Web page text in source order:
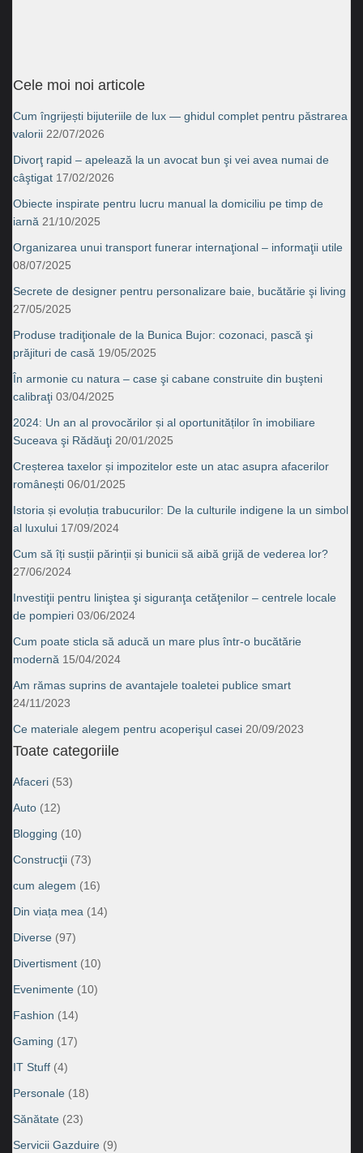
Cele moi noi articole
Cum îngrijești bijuteriile de lux — ghidul complet pentru păstrarea
valorii 22/07/2026
Divorţ rapid – apelează la un avocat bun şi vei avea numai de
câştigat 17/02/2026
Obiecte inspirate pentru lucru manual la domiciliu pe timp de
iarnă 21/10/2025
Organizarea unui transport funerar internaţional – informaţii utile
08/07/2025
Secrete de designer pentru personalizare baie, bucătărie şi living
27/05/2025
Produse tradiţionale de la Bunica Bujor: cozonaci, pască şi
prăjituri de casă 19/05/2025
În armonie cu natura – case şi cabane construite din buşteni
calibraţi 03/04/2025
2024: Un an al provocărilor și al oportunităților în imobiliare
Suceava şi Rădăuţi 20/01/2025
Creșterea taxelor și impozitelor este un atac asupra afacerilor
românești 06/01/2025
Istoria și evoluția trabucurilor: De la culturile indigene la un simbol
al luxului 17/09/2024
Cum să îți susții părinții și bunicii să aibă grijă de vederea lor?
27/06/2024
Investiţii pentru liniştea şi siguranţa cetăţenilor – centrele locale
de pompieri 03/06/2024
Cum poate sticla să aducă un mare plus într-o bucătărie
modernă 15/04/2024
Am rămas suprins de avantajele toaletei publice smart
24/11/2023
Ce materiale alegem pentru acoperişul casei 20/09/2023
Toate categoriile
Afaceri (53)
Auto (12)
Blogging (10)
Construcţii (73)
cum alegem (16)
Din viața mea (14)
Diverse (97)
Divertisment (10)
Evenimente (10)
Fashion (14)
Gaming (17)
IT Stuff (4)
Personale (18)
Sănătate (23)
Servicii Gazduire (9)